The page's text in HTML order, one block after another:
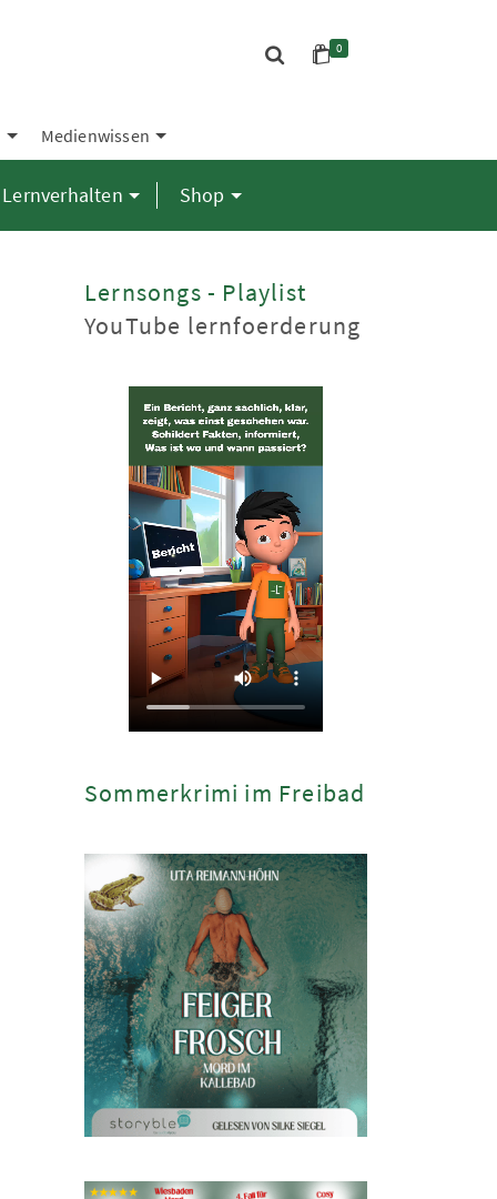
0
Medienwissen
Lernverhalten Shop
Lernsongs - Playlist
YouTube lernfoerderung
Sommerkrimi im Freibad